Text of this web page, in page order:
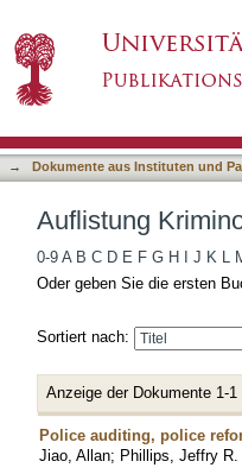
→
Dokumente aus Instituten und
Auflistung
0-9 A B C D E F G H J K L
Oder geben Sie die ersten
Sortiert nach:
Anzeige der Dokumente 1-1
Police auditing, police
Jiao, Allan; Phillips, Jeffry R.